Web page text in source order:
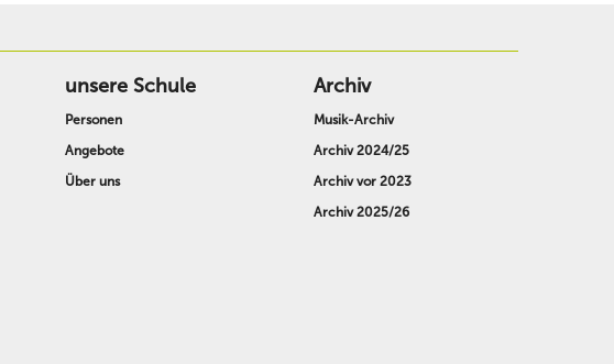
unsere Schule
Personen
Angebote
Über uns
Archiv
Musik-Archiv
Archiv 2024/25
Archiv vor 2023
Archiv 2025/26